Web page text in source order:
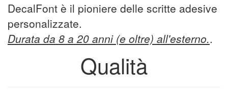
DecalFont è il pioniere delle scritte adesive
personalizzate.
Durata da 8 a 20 anni (e oltre) all'esterno..
Qualità